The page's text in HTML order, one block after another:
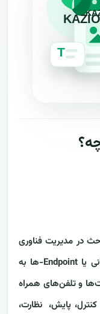
در مدیریت فناوری
اطلاعات و مدیریت امنیت است. نقاط پایانی یا Endpoint-ها به
و تلفن‌های همراه
پایش، نظارت،